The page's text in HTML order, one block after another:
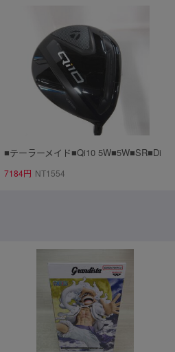
■テーラーメイド■Qi10 5W■5W■SR■Di
amana BLUE TM50(Qi10 FW)■中古■1円
7184円 NT1554